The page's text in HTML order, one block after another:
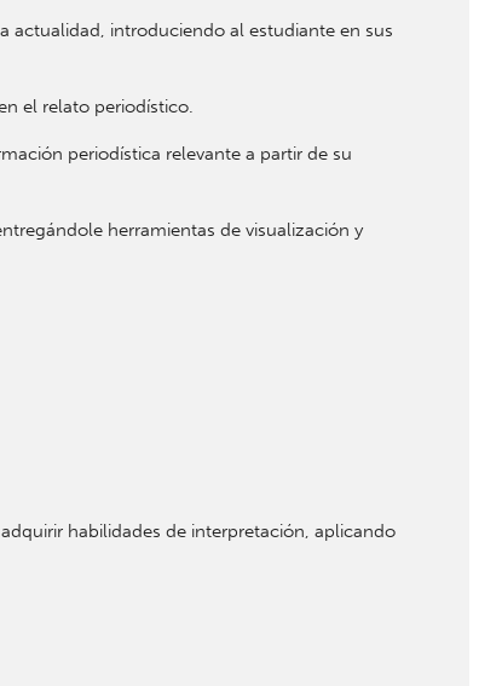
actualidad, introduciendo al estudiante en sus
el relato periodístico.
periodística relevante a partir de su
herramientas de visualización y
habilidades de interpretación, aplicando